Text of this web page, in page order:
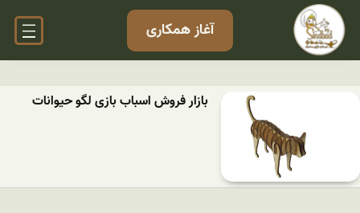
آغاز همکاری
بازار فروش اسباب بازی لگو حیوانات